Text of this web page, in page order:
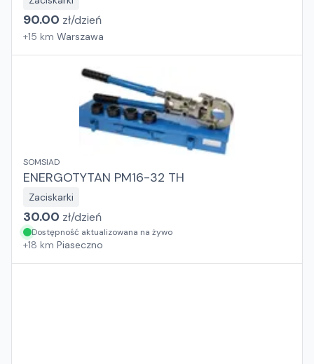
90.00 zł/dzień
+15 km Warszawa
SOMSIAD
ENERGOTYTAN PM16-32 TH
Zaciskarki
30.00 zł/dzień
Dostępność aktualizowana na żywo
+18 km Piaseczno